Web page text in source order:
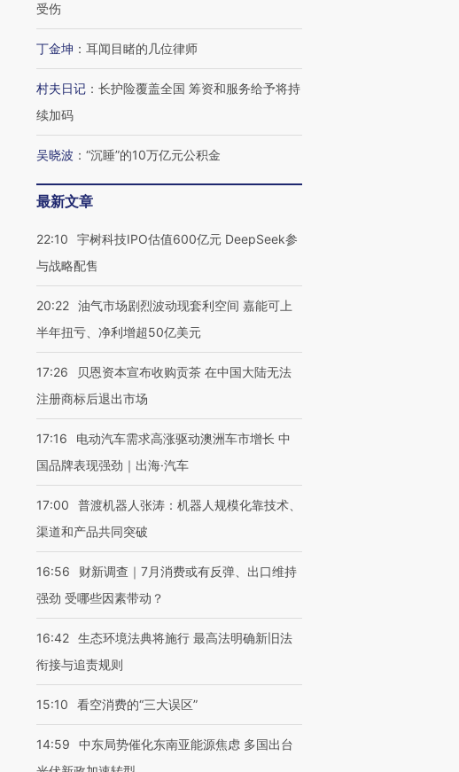
受伤
丁金坤 ： 耳闻目睹的几位律师
村夫日记 ： 长护险覆盖全国 筹资和服务给予将持
续加码
吴晓波 ： “沉睡”的10万亿元公积金
最新文章
22:10
宇树科技IPO估值600亿元 DeepSeek参
与战略配售
20:22 油气市场剧烈波动现套利空间 嘉能可上
半年扭亏、净利增超50亿美元
17:26
贝恩资本宣布收购贡茶 在中国大陆无法
注册商标后退出市场
17:16
电动汽车需求高涨驱动澳洲车市增长 中
国品牌表现强劲｜出海·汽车
17:00
普渡机器人张涛：机器人规模化靠技术、
渠道和产品共同突破
16:56
财新调查｜7月消费或有反弹、出口维持
强劲 受哪些因素带动？
16:42 生态环境法典将施行 最高法明确新旧法
衔接与追责规则
15:10 看空消费的“三大误区”
14:59
中东局势催化东南亚能源焦虑 多国出台